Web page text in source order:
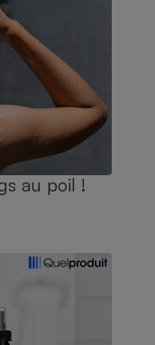
au poil !